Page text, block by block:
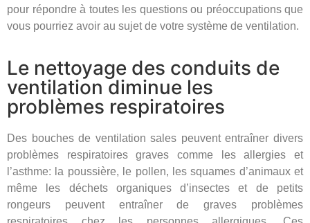
pour répondre à toutes les questions ou préoccupations que
vous pourriez avoir au sujet de votre système de ventilation.
Le nettoyage des conduits de
ventilation diminue les
problèmes respiratoires
Des bouches de ventilation sales peuvent entraîner divers
problèmes respiratoires graves comme les allergies et
l’asthme: la poussière, le pollen, les squames d’animaux et
même les déchets organiques d’insectes et de petits
rongeurs peuvent entraîner de graves problèmes